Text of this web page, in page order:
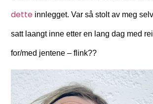
dette innlegget. Var så stolt av meg
satt laangt inne etter en lang dag med
for/med jentene – flink??